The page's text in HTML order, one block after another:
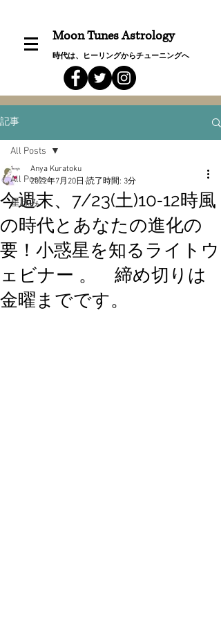
Moon Tunes Astrology
時代は、ヒーリングからチューニングへ
記事
All Posts
星詠み
All Posts
今週末、7/23(土)10‐12時風
の時代とあなたの進化の
要！小惑星を知るライトウ
ェビナー 。 締め切りは
金曜までです。
Anya Kuratoku
2022年7月20日 読了時間: 3分